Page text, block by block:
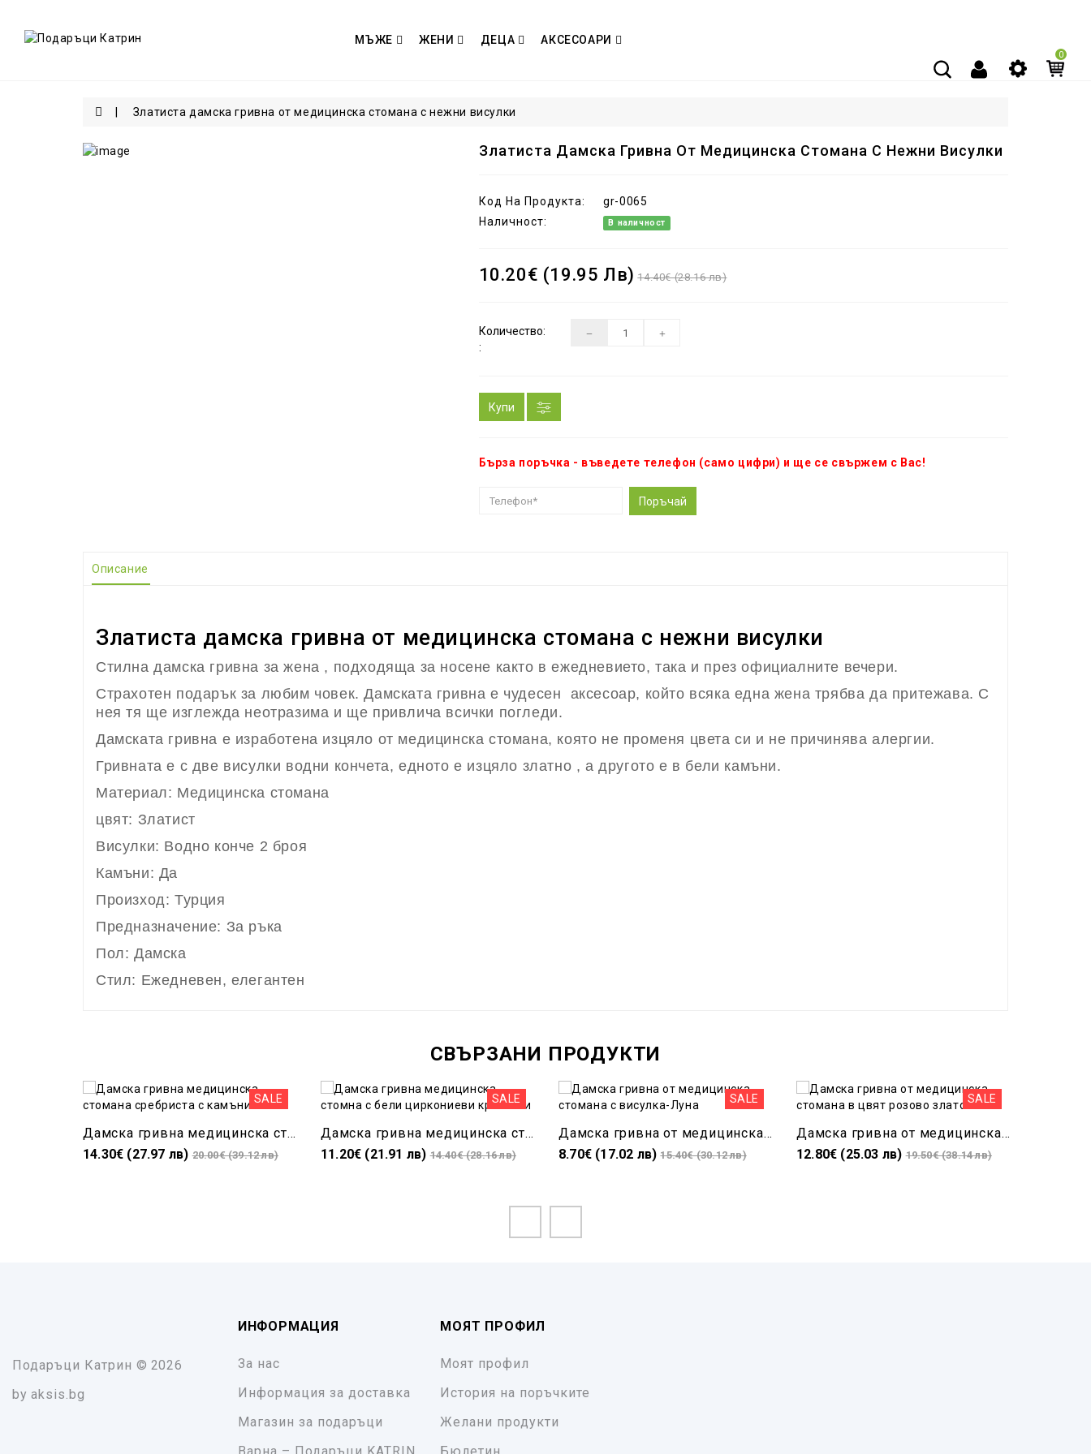
МЪЖЕ ЖЕНИ ДЕЦА АКСЕСОАРИ
0
Златиста дамска гривна от медицинска стомана с нежни висулки
Златиста Дамска Гривна От Медицинска Стомана С Нежни Висулки
Код На Продукта:
gr-0065
Наличност:
В наличност
10.20€ (19.95 Лв) 14.40€ (28.16 лв)
Количество:
:
Купи
Бърза поръчка - въведете телефон (само цифри) и ще се свържем с Вас!
Поръчай
Описание
Златиста дамска гривна от медицинска стомана с нежни висулки
Стилна дамска гривна за жена , подходяща за носене както в ежедневието, така и през официалните вечери.
Страхотен подарък за любим човек. Дамската гривна е чудесен аксесоар, който всяка една жена трябва да притежава. С
нея тя ще изглежда неотразима и ще привлича всички погледи.
Дамската гривна е изработена изцяло от медицинска стомана, която не променя цвета си и не причинява алергии.
Гривната е с две висулки водни кончета, едното е изцяло златно , а другото е в бели камъни.
Материал: Медицинска стомана
цвят: Златист
Висулки: Водно конче 2 броя
Камъни: Да
Произход: Турция
Предназначение: За ръка
Пол: Дамска
Стил: Ежедневен, елегантен
СВЪРЗАНИ ПРОДУКТИ
SALE
Дамска гривна медицинска стомана сребриста с камъни
14.30€ (27.97 лв) 20.00€ (39.12 лв)
SALE
Дамска гривна медицинска стомна с бели циркониеви кристали
11.20€ (21.91 лв) 14.40€ (28.16 лв)
SALE
Дамска гривна от медицинска стомана с висулка-Луна
8.70€ (17.02 лв) 15.40€ (30.12 лв)
SALE
Дамска гривна от медицинска стомана в цвят розово злато
12.80€ (25.03 лв) 19.50€ (38.14 лв)
Подаръци Катрин © 2026
by aksis.bg
ИНФОРМАЦИЯ
За нас
Информация за доставка
Магазин за подаръци
МОЯТ ПРОФИЛ
Моят профил
История на поръчките
Желани продукти